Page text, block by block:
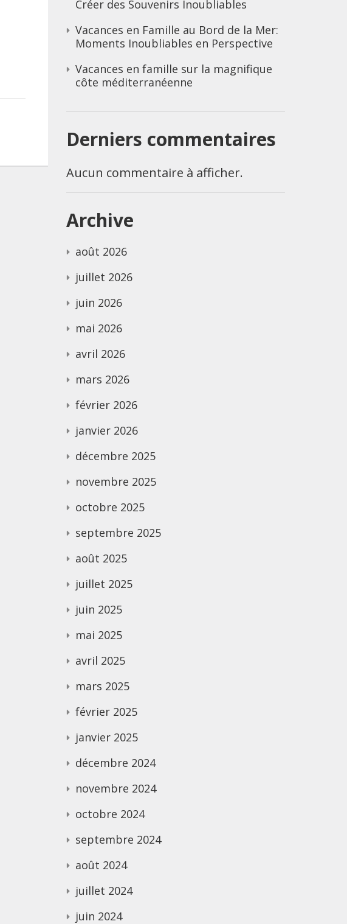
Créer des Souvenirs Inoubliables
Vacances en Famille au Bord de la Mer:
Moments Inoubliables en Perspective
Vacances en famille sur la magnifique
côte méditerranéenne
Derniers commentaires
Aucun commentaire à afficher.
Archive
août 2026
juillet 2026
juin 2026
mai 2026
avril 2026
mars 2026
février 2026
janvier 2026
décembre 2025
novembre 2025
octobre 2025
septembre 2025
août 2025
juillet 2025
juin 2025
mai 2025
avril 2025
mars 2025
février 2025
janvier 2025
décembre 2024
novembre 2024
octobre 2024
septembre 2024
août 2024
juillet 2024
juin 2024